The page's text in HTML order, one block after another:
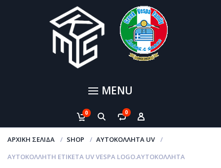
MENU
0 0
ΑΡΧΙΚΉ ΣΕΛΊΔΑ SHOP
ΑΥΤΟΚΌΛΛΗΤΑ UV
ΑΥΤΟΚΌΛΛΗΤΗ ΕΤΙΚΈΤΑ UV VESPA LOGO.ΑΥΤΟΚΌΛΛΗΤΑ